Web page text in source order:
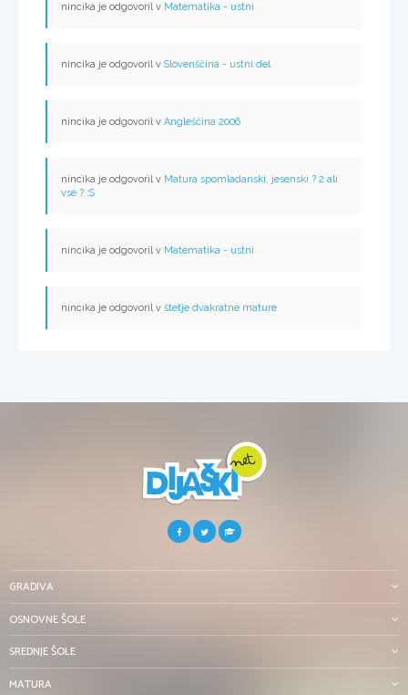
nincika je odgovoril v Matematika - ustni
nincika je odgovoril v Slovenščina - ustni del
nincika je odgovoril v Angleščina 2006
nincika je odgovoril v Matura spomladanski, jesenski ? 2 ali
vse ? :S
nincika je odgovoril v Matematika - ustni
nincika je odgovoril v štetje dvakratne mature
GRADIVA
OSNOVNE ŠOLE
SREDNJE ŠOLE
MATURA